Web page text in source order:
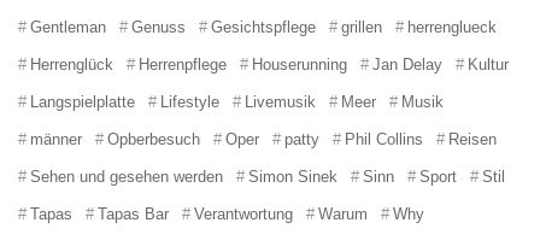
Gentleman Genuss Gesichtspflege grillen herrenglueck
Herrenglück Herrenpflege Houserunning Jan Delay Kultur
Langspielplatte Lifestyle Livemusik Meer Musik
männer Opberbesuch Oper patty Phil Collins Reisen
Sehen und gesehen werden Simon Sinek Sinn Sport Stil
Tapas Tapas Bar Verantwortung Warum Why